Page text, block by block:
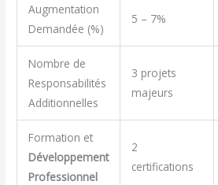
Augmentation
Demandée (%)
5 – 7%
Nombre de
Responsabilités
Additionnelles
3 projets
majeurs
Formation et
Développement
Professionnel
2
certifications